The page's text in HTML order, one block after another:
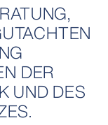
DER
UND DES